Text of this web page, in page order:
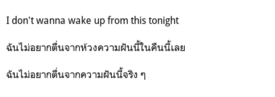
I don't wanna wake up from this tonight
ฉันไม่อยากตื่นจากห้วงความฝันนี้ในคืนนี้เลย
ฉันไม่อยากตื่นจากความฝันนี้จริง ๆ